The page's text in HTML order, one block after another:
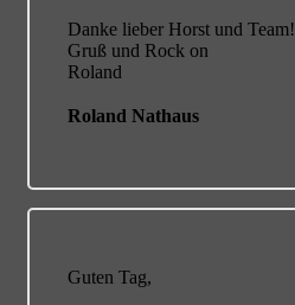
Danke lieber Horst und Team!
Gruß und Rock on
Roland
Roland Nathaus
Guten Tag,